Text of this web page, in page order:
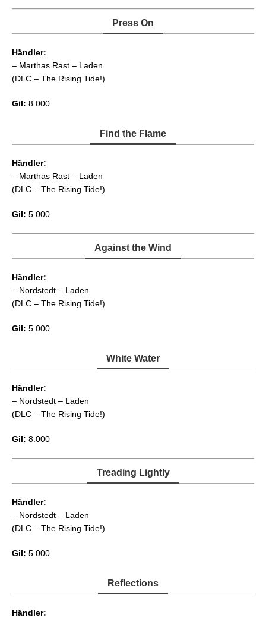
Press On
Händler:
– Marthas Rast – Laden
(DLC – The Rising Tide!)
Gil: 8.000
Find the Flame
Händler:
– Marthas Rast – Laden
(DLC – The Rising Tide!)
Gil: 5.000
Against the Wind
Händler:
– Nordstedt – Laden
(DLC – The Rising Tide!)
Gil: 5.000
White Water
Händler:
– Nordstedt – Laden
(DLC – The Rising Tide!)
Gil: 8.000
Treading Lightly
Händler:
– Nordstedt – Laden
(DLC – The Rising Tide!)
Gil: 5.000
Reflections
Händler: